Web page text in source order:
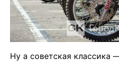
Ну а советская классика